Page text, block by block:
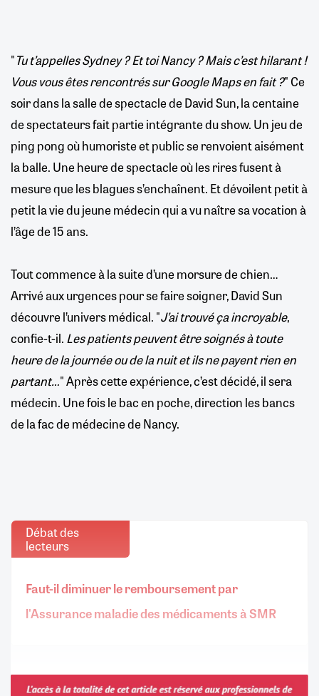
"Tu t’appelles Sydney ? Et toi Nancy ? Mais c’est hilarant !
Vous vous êtes rencontrés sur Google Maps en fait ?" Ce
soir dans la salle de spectacle de David Sun, la centaine
de spectateurs fait partie intégrante du show. Un jeu de
ping pong où humoriste et public se renvoient aisément
la balle. Une heure de spectacle où les rires fusent à
mesure que les blagues s’enchaînent. Et dévoilent petit à
petit la vie du jeune médecin qui a vu naître sa vocation à
l’âge de 15 ans.
Tout commence à la suite d’une morsure de chien…
Arrivé aux urgences pour se faire soigner, David Sun
découvre l’univers médical. "J’ai trouvé ça incroyable,
confie-t-il. Les patients peuvent être soignés à toute
heure de la journée ou de la nuit et ils ne payent rien en
partant…" Après cette expérience, c’est décidé, il sera
médecin. Une fois le bac en poche, direction les bancs
de la fac de médecine de Nancy.
Débat des
lecteurs
Faut-il diminuer le remboursement par
l'Assurance maladie des médicaments à SMR